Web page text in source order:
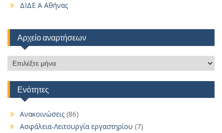
ΔΙΔΕ Α Αθήνας
Αρχείο αναρτήσεων
Αρχείο
αναρτήσεων
Ενότητες
Ανακοινώσεις (86)
Ασφάλεια-Λειτουργία εργαστηρίου (7)